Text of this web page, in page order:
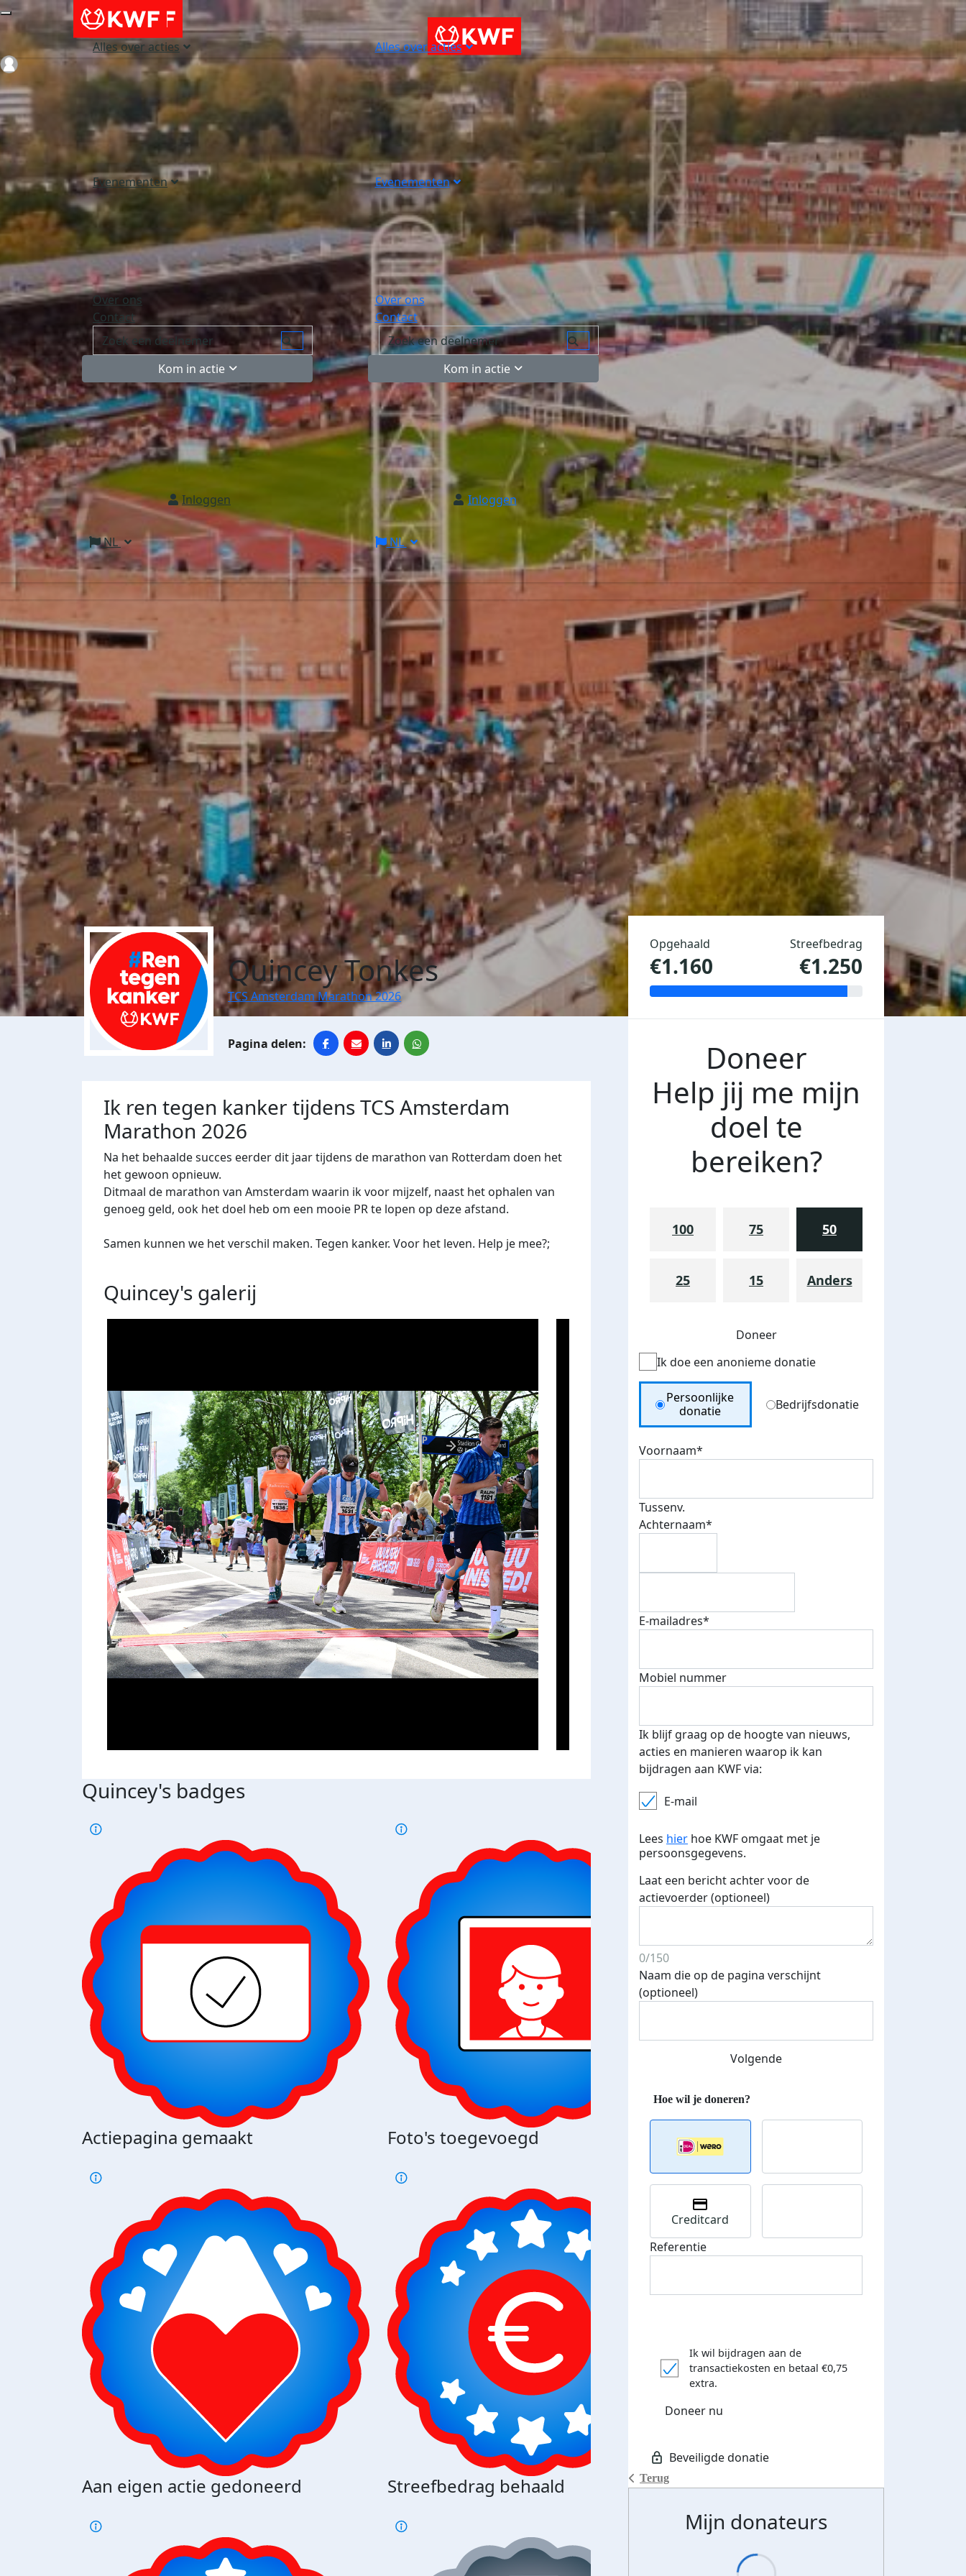
Alles over acties
Evenementen
Over ons
Contact
Kom in actie
Inloggen
NL
Alles over acties
Evenementen
Over ons
Contact
Kom in actie
Inloggen
NL
Login
Quincey Tonkes
TCS Amsterdam Marathon 2026
Ik ren tegen kanker tijdens TCS Amsterdam
Marathon 2026
Na het behaalde succes eerder dit jaar tijdens de marathon van Rotterdam doen het
het gewoon opnieuw.
Ditmaal de marathon van Amsterdam waarin ik voor mijzelf, naast het ophalen van
genoeg geld, ook het doel heb om een mooie PR te lopen op deze afstand.
Samen kunnen we het verschil maken. Tegen kanker. Voor het leven. Help je mee?;
Quincey's galerij
Quincey's badges
Actiepagina gemaakt Foto's toegevoegd E-mails verstuurd
Aan eigen actie gedoneerd Streefbedrag behaald Streefbedrag verhoogd
€500 euro opgehaald: t-shirt
verdiend
Opgehaald
€1.160
Streefbedrag
€1.250
Doneer
Help jij me mijn
doel te
bereiken?
100 75 50
25 15 Anders
Doneer
Ik doe een anonieme donatie
Donation Type
Persoonlijke
donatie
Bedrijfsdonatie
Voornaam*
Tussenv.
Achternaam*
E-mailadres*
Mobiel nummer
Ik blijf graag op de hoogte van nieuws,
acties en manieren waarop ik kan
bijdragen aan KWF via:
E-mail
Lees hier hoe KWF omgaat met je
persoonsgegevens.
Laat een bericht achter voor de
actievoerder (optioneel)
0/150
Naam die op de pagina verschijnt
(optioneel)
Volgende
Terug
Creditcard
Referentie
Ik wil bijdragen aan de
transactiekosten en betaal €0,75
extra.
Doneer nu
Mijn donateurs